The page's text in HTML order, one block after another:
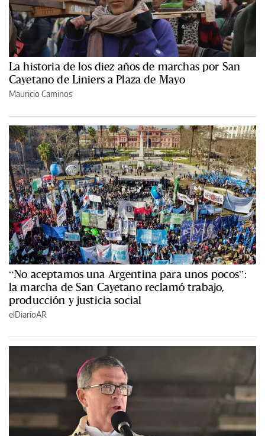
La historia de los diez años de marchas por San
Cayetano de Liniers a Plaza de Mayo
Mauricio Caminos
“No aceptamos una Argentina para unos pocos”:
la marcha de San Cayetano reclamó trabajo,
producción y justicia social
elDiarioAR